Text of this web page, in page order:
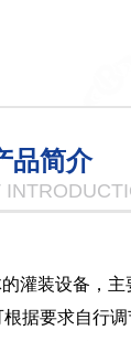
品简介
灌装设备，
据要求自行